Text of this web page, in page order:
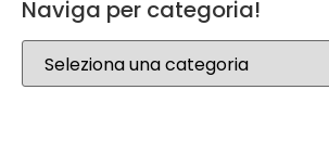
Naviga per categoria!